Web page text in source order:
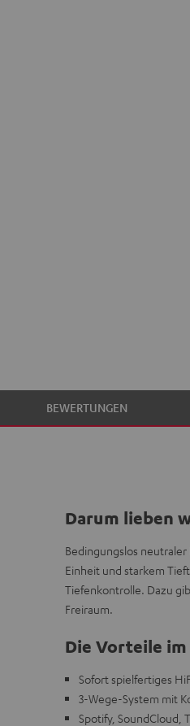
BEWERTUNGEN
Darum lieben
Bedingungslos
Einheit und starkem
Tiefenkontrolle. Dazu
Freiraum.
Die Vorteile
Sofort spielfertiges
3-Wege-System mit
Spotify, SoundCloud,